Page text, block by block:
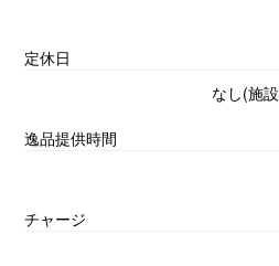
定休日
なし(施
逸品提供時間
チャージ